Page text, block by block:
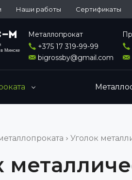
Наши работы Сертификаты
в Минске
Металлопрокат
+375 17 319-99-99
bigrossby@gmail.com
Уголок